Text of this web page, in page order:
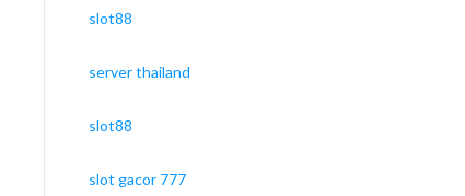
slot88
server thailand
slot88
slot gacor 777